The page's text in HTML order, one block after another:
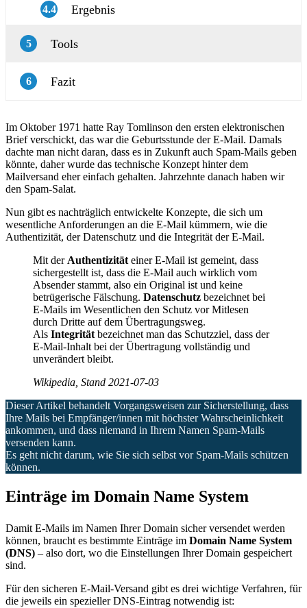
4.4 Ergebnis
5 Tools
6 Fazit
Im Oktober 1971 hatte Ray Tomlinson den ersten elektronischen
Brief verschickt, das war die Geburtsstunde der E-Mail. Damals
dachte man nicht daran, dass es in Zukunft auch Spam-Mails geben
könnte, daher wurde das technische Konzept hinter dem
Mailversand eher einfach gehalten. Jahrzehnte danach haben wir
den Spam-Salat.
Nun gibt es nachträglich entwickelte Konzepte, die sich um
wesentliche Anforderungen an die E-Mail kümmern, wie die
Authentizität, der Datenschutz und die Integrität der E-Mail.
Mit der Authentizität einer E-Mail ist gemeint, dass
sichergestellt ist, dass die E-Mail auch wirklich vom
Absender stammt, also ein Original ist und keine
betrügerische Fälschung. Datenschutz bezeichnet bei
E-Mails im Wesentlichen den Schutz vor Mitlesen
durch Dritte auf dem Übertragungsweg.
Als Integrität bezeichnet man das Schutzziel, dass der
E-Mail-Inhalt bei der Übertragung vollständig und
unverändert bleibt.
Wikipedia, Stand 2021-07-03
Dieser Artikel behandelt Vorgangsweisen zur Sicherstellung, dass
Ihre Mails bei Empfänger/innen mit höchster Wahrscheinlichkeit
ankommen, und dass niemand in Ihrem Namen Spam-Mails
versenden kann.
Es geht nicht darum, wie Sie sich selbst vor Spam-Mails schützen
können.
Einträge im Domain Name System
Damit E-Mails im Namen Ihrer Domain sicher versendet werden
können, braucht es bestimmte Einträge im Domain Name System
(DNS) – also dort, wo die Einstellungen Ihrer Domain gespeichert
sind.
Für den sicheren E-Mail-Versand gibt es drei wichtige Verfahren, für
die jeweils ein spezieller DNS-Eintrag notwendig ist: